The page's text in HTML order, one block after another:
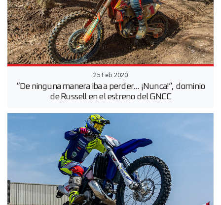
25 Feb 2020
“De ninguna manera iba a perder... ¡Nunca!”, dominio
de Russell en el estreno del GNCC